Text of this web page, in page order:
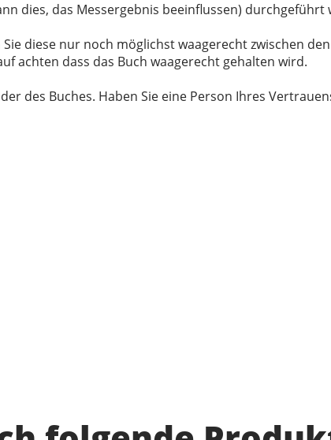
dies, das Messergebnis beeinflussen) durchgeführt
diese nur noch möglichst waagerecht zwischen
achten dass das Buch waagerecht gehalten wird.
des Buches. Haben Sie eine Person Ihres